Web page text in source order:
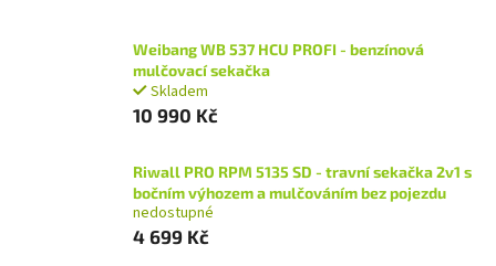
Weibang WB 537 HCU PROFI - benzínová
mulčovací sekačka
Skladem
10 990 Kč
Riwall PRO RPM 5135 SD - travní sekačka 2v1 s
bočním výhozem a mulčováním bez pojezdu
nedostupné
4 699 Kč